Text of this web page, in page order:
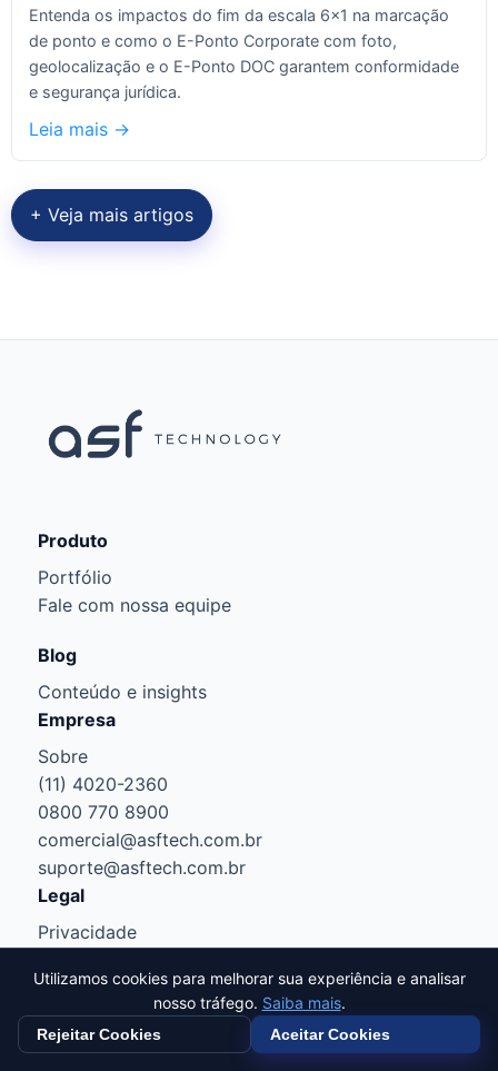
Entenda os impactos do fim da escala 6x1 na marcação
de ponto e como o E-Ponto Corporate com foto,
geolocalização e o E-Ponto DOC garantem conformidade
e segurança jurídica.
Leia mais ->
+ Veja mais artigos
Produto
Portfólio
Fale com nossa equipe
Blog
Conteúdo e insights
Empresa
Sobre
(11) 4020-2360
0800 770 8900
comercial@asftech.com.br
suporte@asftech.com.br
Legal
Privacidade
Termos
© ASF TechnologyLGPD • Todos os direitos reservados
Utilizamos cookies para melhorar sua experiência e analisar
nosso tráfego. Saiba mais.
Rejeitar Cookies Aceitar Cookies